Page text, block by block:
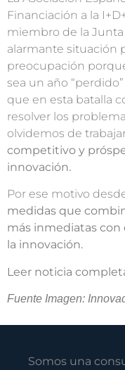
Financiación a la
miembro de la Junta
alarmante situación
preocupación
sea un año
que en esta batalla
resolver los
olvidemos de
competitivo y
innovación.
Por ese motivo
medidas que
más inmediatas
la innovación.
Leer noticia
Fuente Imagen:
Somos una